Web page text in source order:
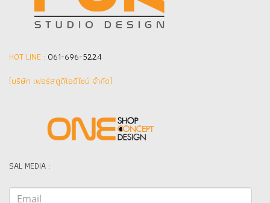
HOT LINE : 061-696-5224
(บริษัท เฟอร์สตูดิโอดีไซน์ จำกัด]
SAL MEDIA :